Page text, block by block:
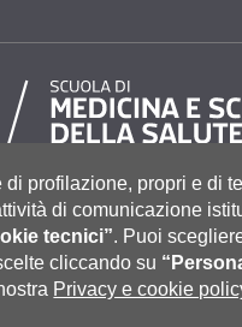
di Sotto 55, 53100 Siena ITALIA
bancarie|Caselle Pec: Posta
il Pubblico Tel. 0577 235555
profilazione, propri e di
di comunicazione
tecnici”. Puoi
cliccando su
Privacy e cookie